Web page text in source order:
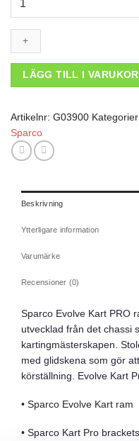
Evolve
PRO
mängd
LÄGG TILL I
Artikelnr: G03900
Sparco
Beskrivning
Ytterligare information
Varumärke
Recensioner (0)
Sparco Evolve Kart PRO
utvecklad från det chassi
kartingmästerskapen.
med glidskena som gör
körställning. Evolve Kart
• Sparco Evolve Kart ram
• Sparco Kart Pro